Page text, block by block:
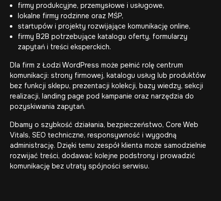
firmy produkcyjne, przemysłowe i usługowe,
lokalne firmy rodzinne oraz MŚP,
startupów i projekty rozwijające komunikację online,
firmy B2B potrzebujące katalogu oferty, formularzy
zapytań i treści eksperckich.
Dla firm z Łodzi WordPress może pełnić rolę centrum
komunikacji: strony firmowej, katalogu usług lub produktów
bez funkcji sklepu, prezentacji kolekcji, bazy wiedzy, sekcji
realizacji, landing page pod kampanie oraz narzędzia do
pozyskiwania zapytań.
Dbamy o szybkość działania, bezpieczeństwo, Core Web
Vitals, SEO techniczne, responsywność i wygodną
administrację. Dzięki temu zespół klienta może samodzielnie
rozwijać treści, dodawać kolejne podstrony i prowadzić
komunikację bez utraty spójności serwisu.